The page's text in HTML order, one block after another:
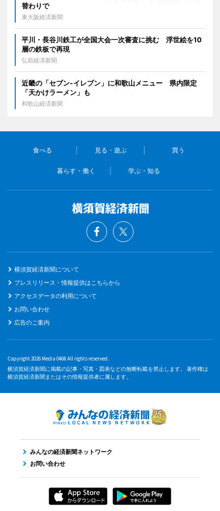
替わりで
東大阪経済新聞
平川・長谷川鉄工が全国大会一次審査に挑む 浮世絵を10
層の鉄板で再現
弘前経済新聞
近畿の「セブン-イレブン」に和歌山メニュー 県内限定
「天かけラーメン」も
和歌山経済新聞
食べる 見る・遊ぶ 買う
暮らす・働く 学ぶ・知る
横須賀経済新聞について
プレスリリース・情報提供はこちらから
アクセスデータの利用について
お問い合わせ
広告のご案内
Copyright 2026 Media 0468 All rights reserved.
横須賀経済新聞に掲載の記事・写真・図表などの無断転載を禁止します。 著作権は
横須賀経済新聞またはその情報提供者に属します。
みんなの経済新聞ネットワーク
お問い合わせ